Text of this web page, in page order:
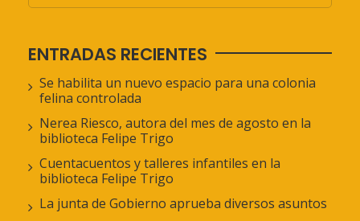
ENTRADAS RECIENTES
Se habilita un nuevo espacio para una colonia
felina controlada
Nerea Riesco, autora del mes de agosto en la
biblioteca Felipe Trigo
Cuentacuentos y talleres infantiles en la
biblioteca Felipe Trigo
La junta de Gobierno aprueba diversos asuntos